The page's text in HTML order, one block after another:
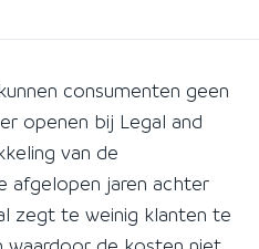
consumenten geen
openen bij Legal and
van de
afgelopen jaren achter
zegt te weinig klanten te